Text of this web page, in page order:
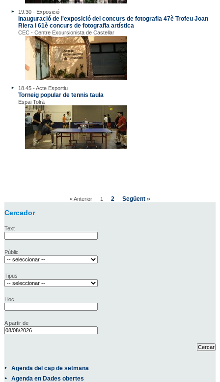
19.30 - Exposició
Inauguració de l'exposició del concurs de fotografia 47è Trofeu Joan
Riera i 61è concurs de fotografia artística
CEC - Centre Excursionista de Castellar
18.45 - Acte Esportiu
Torneig popular de tennis taula
Espai Tolrà
« Anterior 1 2 Següent »
Cercador
Text
Públic
Tipus
Lloc
A partir de
Agenda del cap de setmana
Agenda en Dades obertes